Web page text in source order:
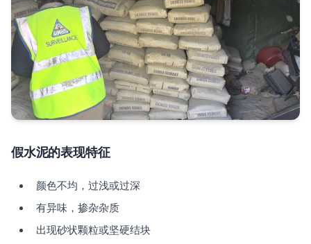
假水泥的表现特征
颜色不均，过浅或过深
有异味，掺杂杂质
出现砂状颗粒或坚硬结块